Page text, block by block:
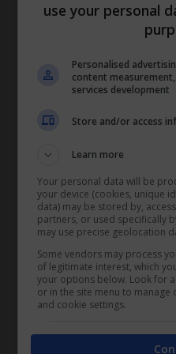
Strutturare
Nel contesto
spesso portano più
superficiale: serve
Una buona
porta a casa), un corpo
ciò che si è sentito in
materiale di
nell’ascolto e non
Aiuta lavorare su
dove accelerare,
ripetizioni e
non affatica e non dà
use your personal
Personalised
content
services development
Store and/or access
Learn more
Your personal data will be
your device (cookies, unique
data) may be stored by,
partners, or used specifically
may use precise geolocation
Some vendors may process
of legitimate interest, which
your options below. Look for
or in the site menu to
and cookie settings.